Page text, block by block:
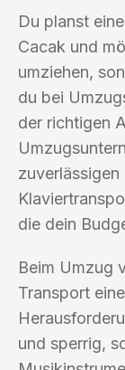
Du planst
Cacak und
umziehen,
du bei
der richtigen
die dein
Beim Umzug
Transport
und sperrig,